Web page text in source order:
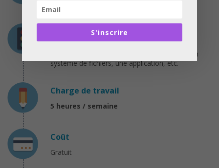
Utilisation courante d’un ordinateur.
Les bases en informatique : savoir ce qu’est un
système de fichiers, une application, etc.
Charge de travail
5 heures / semaine
Coût
Gratuit
S'inscrire